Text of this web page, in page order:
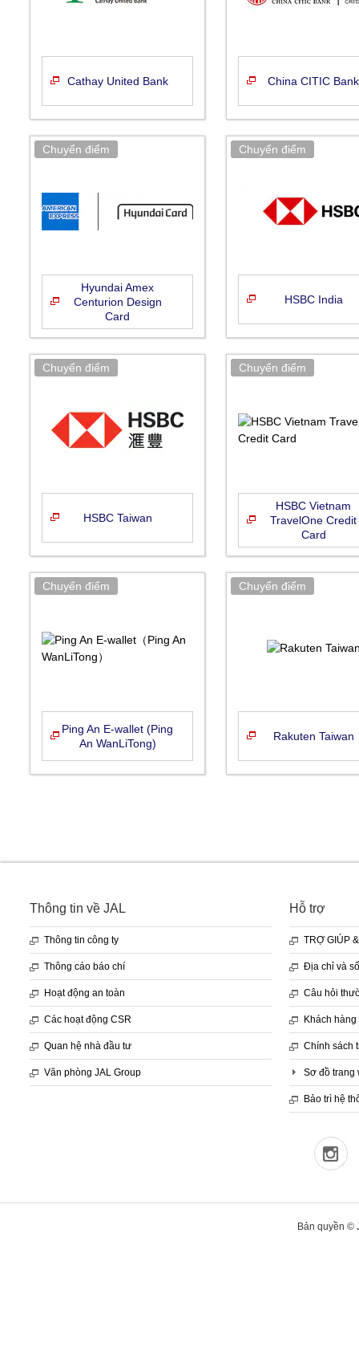
Cathay United Bank China CITIC Bank
Hyundai Amex
Centurion Design
Card
HSBC India
HSBC Taiwan
HSBC Vietnam
TravelOne Credit
Card
Ping An E-wallet (Ping
An WanLiTong)
Rakuten Taiwan
Thông tin về JAL
Thông tin công ty
Thông cáo báo chí
Hoạt động an toàn
Các hoạt động CSR
Quan hệ nhà đầu tư
Văn phòng JAL Group
Hỗ trợ
TRỢ GIÚP
Địa chỉ và
Câu hỏi
Khách
Chính sách
Sơ đồ trang
Bảo trì hệ
Bản quyền ©